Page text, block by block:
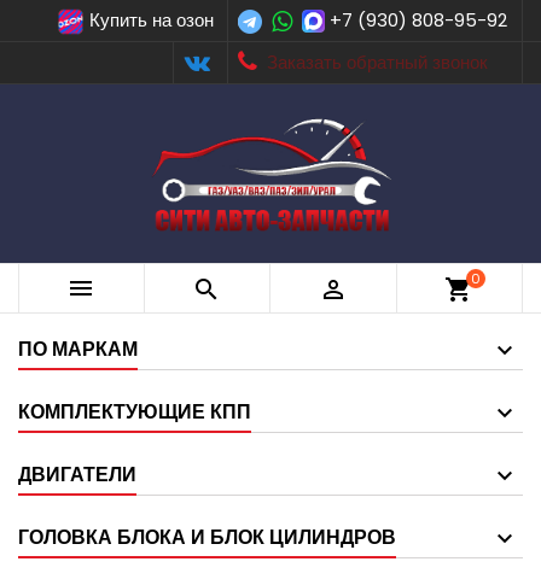
Купить на озон
+7 (930) 808-95-92
Заказать обратный звонок
   shopping_cart0
ПО МАРКАМ
КОМПЛЕКТУЮЩИЕ КПП
ДВИГАТЕЛИ
ГОЛОВКА БЛОКА И БЛОК ЦИЛИНДРОВ